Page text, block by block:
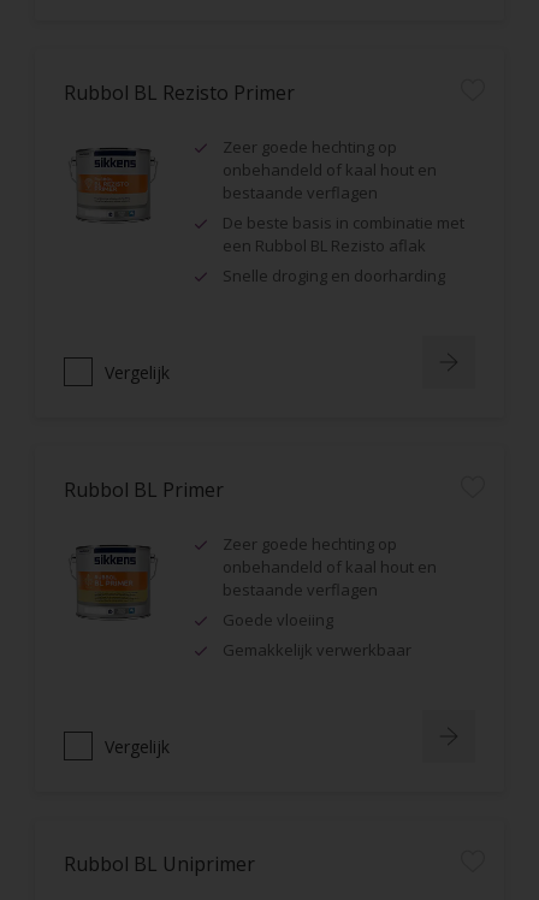
Rubbol BL Rezisto Primer
Zeer goede hechting op
onbehandeld of kaal hout en
bestaande verflagen
De beste basis in combinatie met
een Rubbol BL Rezisto aflak
Snelle droging en doorharding
Vergelijk
Rubbol BL Primer
Zeer goede hechting op
onbehandeld of kaal hout en
bestaande verflagen
Goede vloeiing
Gemakkelijk verwerkbaar
Vergelijk
Rubbol BL Uniprimer